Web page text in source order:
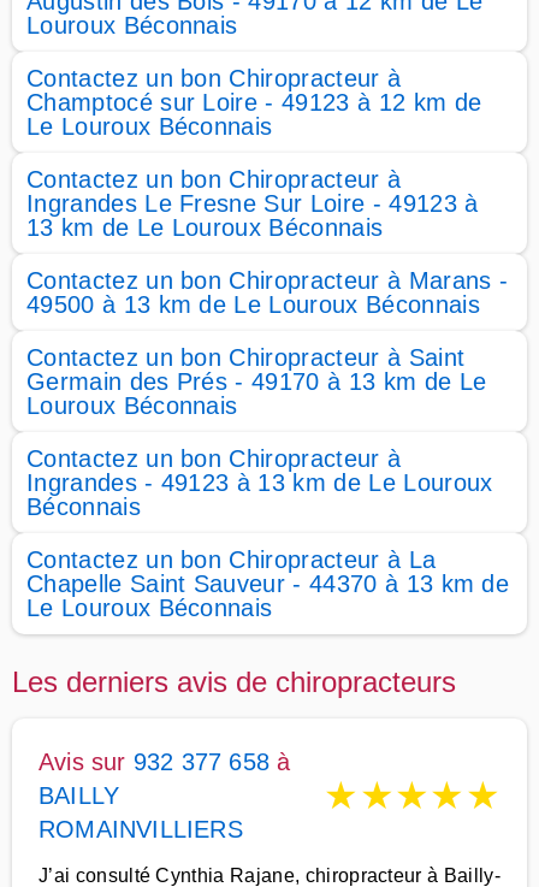
Louroux Béconnais
Contactez un bon Chiropracteur à
Champtocé sur Loire - 49123 à 12 km de
Le Louroux Béconnais
Contactez un bon Chiropracteur à
Ingrandes Le Fresne Sur Loire - 49123 à
13 km de Le Louroux Béconnais
Contactez un bon Chiropracteur à Marans -
49500 à 13 km de Le Louroux Béconnais
Contactez un bon Chiropracteur à Saint
Germain des Prés - 49170 à 13 km de Le
Louroux Béconnais
Contactez un bon Chiropracteur à
Ingrandes - 49123 à 13 km de Le Louroux
Béconnais
Contactez un bon Chiropracteur à La
Chapelle Saint Sauveur - 44370 à 13 km de
Le Louroux Béconnais
Les derniers avis de chiropracteurs
Avis sur 932 377 658 à
BAILLY
ROMAINVILLIERS
★★★★★
J’ai consulté Cynthia Rajane, chiropracteur à Bailly-